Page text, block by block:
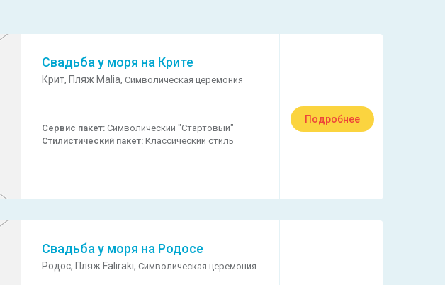
Свадьба у моря на Крите
Крит, Пляж Malia,Символическая церемония
Сервис пакет:Символический "Стартовый"
Стилистический пакет:Классический стиль
Подробнее
Свадьба у моря на Родосе
Родос, Пляж Faliraki,Символическая церемония